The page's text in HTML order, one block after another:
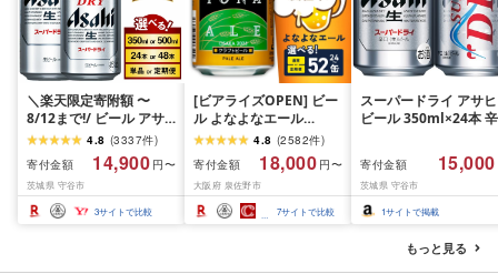
＼楽天限定寄附額 〜
8/12まで!/ ビール アサ
ヒ スーパードライ (選べ
る 350ml 500ml / 24本
48本 / 単品 2ヶ月〜12ヶ
月定期便 12ヶ月定期便)
| 最短3日発送 アサヒビ
ール お酒 アルコール
4.8 (3337件)
寄付金額
14,900 円〜
茨城県 守谷市
3サイトで比較
[ビアライズOPEN] ビー
ル よなよなエール
350ml 選べる 24缶 ~ 52
缶 クラフトビール ヤッ
ホーブルーイング ペー
ルエール 缶 酒 飲料 BBQ
ふるさと納税オリジナル
ランキング 1位獲得 最強
4.8 (2582件)
寄付金額
18,000 円〜
大阪府 泉佐野市
7サイトで比較
スーパードライ アサヒ
ビール 350ml×24本 辛
寄付金額 15,000
茨城県 守谷市
1サイトで掲載
もっと見る